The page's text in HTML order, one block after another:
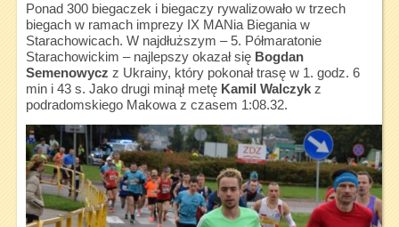
Ponad 300 biegaczek i biegaczy rywalizowało w trzech
biegach w ramach imprezy IX MANia Biegania w
Starachowicach. W najdłuższym – 5. Półmaratonie
Starachowickim – najlepszy okazał się Bogdan
Semenowycz z Ukrainy, który pokonał trasę w 1. godz. 6
min i 43 s. Jako drugi minął metę Kamil Walczykz
podradomskiego Makowa z czasem 1:08.32.